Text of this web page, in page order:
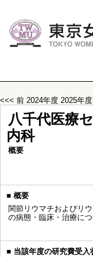
<<< 前 2024年度 2025年度
八千代医療
内科
概要
■ 概要
関節リウマチおよびリ
の病態・臨床・治療に
■ 当該年度の研究費受入